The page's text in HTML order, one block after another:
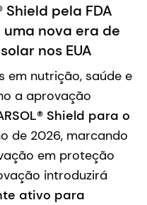
Shield pela FDA
nova era de
nos EUA
em nutrição, saúde e
a aprovação
Shield para o
de 2026, marcando
em proteção
introduzirá
ativo para